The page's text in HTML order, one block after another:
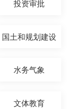
投资审批
国土和规划建设
水务气象
文体教育